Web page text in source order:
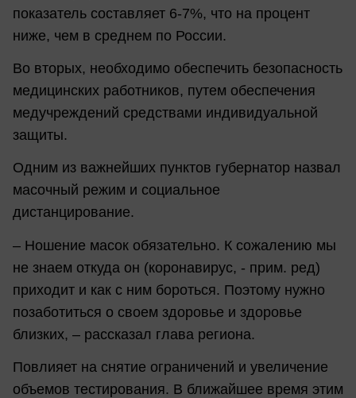
показатель составляет 6-7%, что на процент
ниже, чем в среднем по России.
Во вторых, необходимо обеспечить безопасность
медицинских работников, путем обеспечения
медучреждений средствами индивидуальной
защиты.
Одним из важнейших пунктов губернатор назвал
масочный режим и социальное
дистанцирование.
– Ношение масок обязательно. К сожалению мы
не знаем откуда он (коронавирус, - прим. ред)
приходит и как с ним бороться. Поэтому нужно
позаботиться о своем здоровье и здоровье
близких, – рассказал глава региона.
Повлияет на снятие ограничений и увеличение
объемов тестирования. В ближайшее время этим